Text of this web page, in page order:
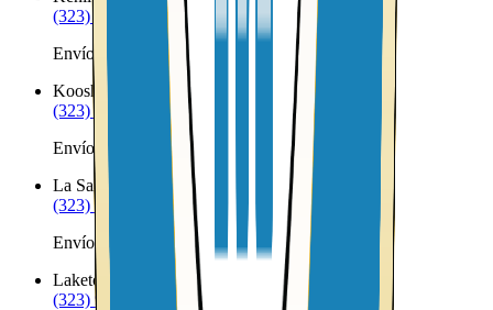
(323) 953-8100
Envíos a Nicaragua desde Kenilworth
Koosharem
(323) 953-8100
Envíos a Nicaragua desde Koosharem
La Sal
UT
(323) 953-8100
Envíos a Nicaragua desde La Sal
Laketown
(323) 953-8100